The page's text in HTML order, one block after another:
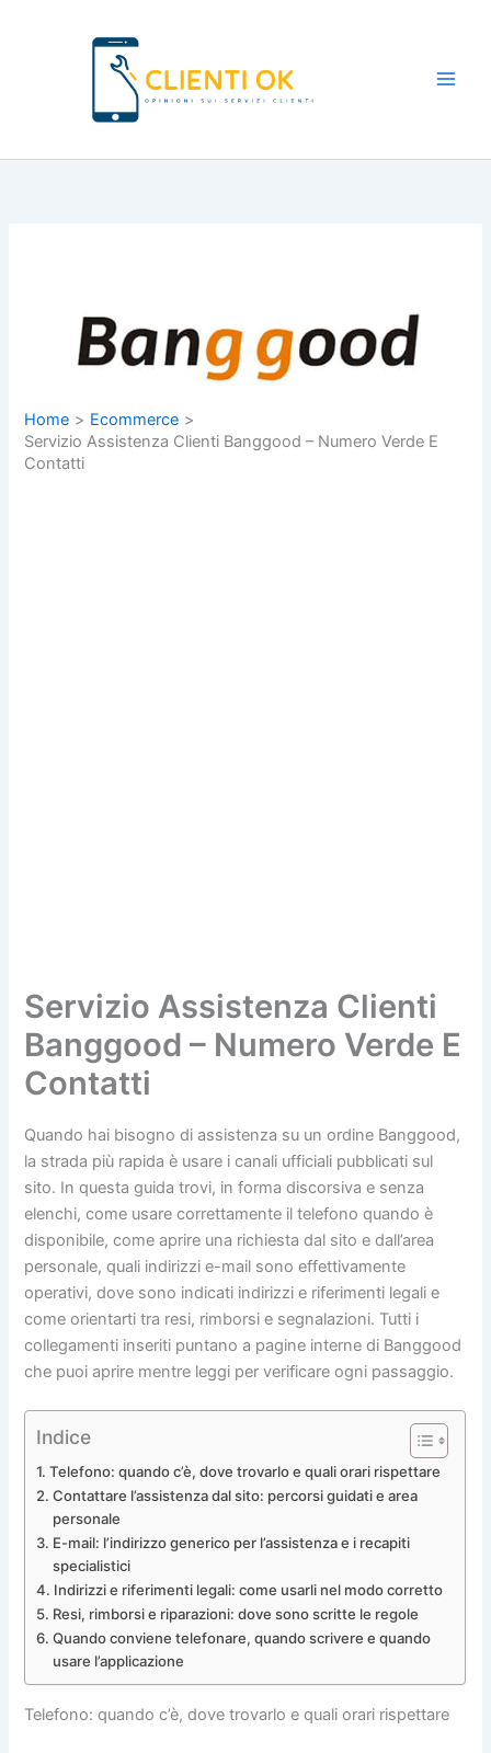
Home
Ecommerce
Servizio Assistenza Clienti Banggood – Numero Verde E
Contatti
Servizio Assistenza Clienti
Banggood – Numero Verde E
Contatti
Quando hai bisogno di assistenza su un ordine Banggood,
la strada più rapida è usare i canali ufficiali pubblicati sul
sito. In questa guida trovi, in forma discorsiva e senza
elenchi, come usare correttamente il telefono quando è
disponibile, come aprire una richiesta dal sito e dall’area
personale, quali indirizzi e-mail sono effettivamente
operativi, dove sono indicati indirizzi e riferimenti legali e
come orientarti tra resi, rimborsi e segnalazioni. Tutti i
collegamenti inseriti puntano a pagine interne di Banggood
che puoi aprire mentre leggi per verificare ogni passaggio.
Indice
Telefono: quando c’è, dove trovarlo e quali orari rispettare
Contattare l’assistenza dal sito: percorsi guidati e area
personale
E-mail: l’indirizzo generico per l’assistenza e i recapiti
specialistici
Indirizzi e riferimenti legali: come usarli nel modo corretto
Resi, rimborsi e riparazioni: dove sono scritte le regole
Quando conviene telefonare, quando scrivere e quando
usare l’applicazione
Telefono: quando c’è, dove trovarlo e quali orari rispettare